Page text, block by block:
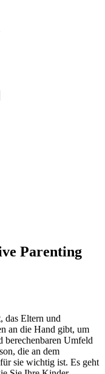
Parenting
das Eltern und
an die Hand gibt, um
berechenbaren Umfeld
die an dem
sie wichtig ist. Es geht